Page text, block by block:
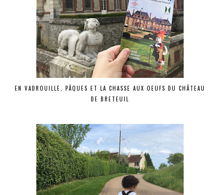
EN VADROUILLE, PÂQUES ET LA CHASSE AUX OEUFS DU CHÂTEAU
DE BRETEUIL